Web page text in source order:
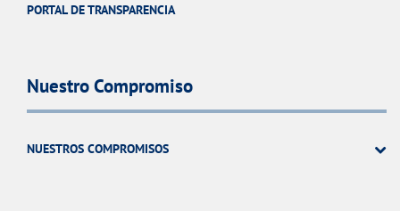
PORTAL DE TRANSPARENCIA
Nuestro Compromiso
NUESTROS COMPROMISOS